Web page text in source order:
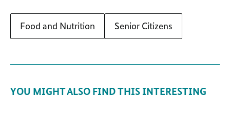
Food and Nutrition Senior Citizens
YOU MIGHT ALSO FIND THIS INTERESTING